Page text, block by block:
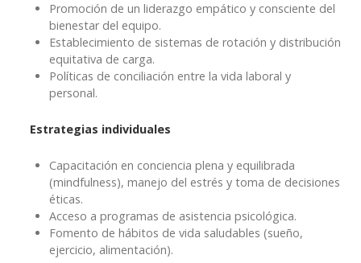
Promoción de un liderazgo empático y consciente del
bienestar del equipo.
Establecimiento de sistemas de rotación y distribución
equitativa de carga.
Políticas de conciliación entre la vida laboral y
personal.
Estrategias individuales
Capacitación en conciencia plena y equilibrada
(mindfulness), manejo del estrés y toma de decisiones
éticas.
Acceso a programas de asistencia psicológica.
Fomento de hábitos de vida saludables (sueño,
ejercicio, alimentación).